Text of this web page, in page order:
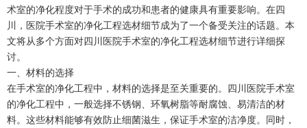
术室的净化程度对于手术的成功和患者的健康具有重要影响。在四
川，医院手术室的净化工程选材细节成为了一个备受关注的话题。本
文将从多个方面对四川医院手术室的净化工程选材细节进行详细探
讨。
一、材料的选择
在手术室的净化工程中，材料的选择是至关重要的。四川医院手术室
的净化工程中，一般选择不锈钢、环氧树脂等耐腐蚀、易清洁的材
料。这些材料能够有效防止细菌滋生，保证手术室的洁净度。同时，